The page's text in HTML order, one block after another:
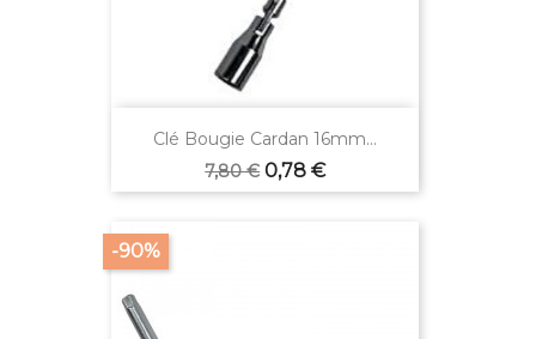
Clé Bougie Cardan 16mm...
Verkaufspreis
7,80 € Preis
0,78 €
-90%